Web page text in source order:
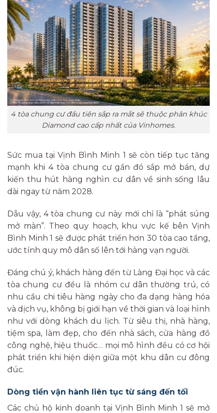
4 tòa chung cư đầu tiên sắp ra mắt sẽ thuộc phân khúc
Diamond cao cấp nhất của Vinhomes.
Sức mua tại Vịnh Bình Minh 1 sẽ còn tiếp tục tăng
mạnh khi 4 tòa chung cư gần đó sắp mở bán, dự
kiến thu hút hàng nghìn cư dân về sinh sống lâu
dài ngay từ năm 2028.
Dẫu vậy, 4 tòa chung cư này mới chỉ là “phát súng
mở màn”. Theo quy hoạch, khu vực kế bên Vịnh
Bình Minh 1 sẽ được phát triển hơn 30 tòa cao tầng,
ước tính quy mô dân số lên tới hàng vạn người.
Đáng chú ý, khách hàng đến từ Làng Đại học và các
tòa chung cư đều là nhóm cư dân thường trú, có
nhu cầu chi tiêu hàng ngày cho đa dạng hàng hóa
và dịch vụ, không bị giới hạn về thời gian và loại hình
như với dòng khách du lịch. Từ siêu thị, nhà hàng,
tiệm spa, làm đẹp, cho đến nhà sách, cửa hàng đồ
công nghệ, hiệu thuốc… mọi mô hình đều có cơ hội
phát triển khi hiện diện giữa một khu dân cư đông
đúc.
Dòng tiền vận hành liên tục từ sáng đến tối
Các chủ hộ kinh doanh tại Vịnh Bình Minh 1 sẽ mở